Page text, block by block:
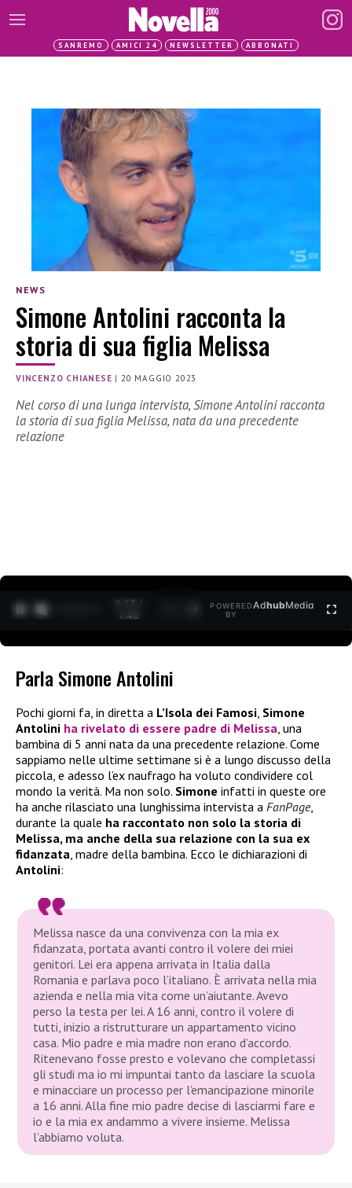
SANREMO AMICI 24 NEWSLETTER ABBONATI
NEWS
Simone Antolini racconta la
storia di sua figlia Melissa
VINCENZO CHIANESE |20 MAGGIO 2023
Nel corso di una lunga intervista, Simone Antolini racconta
la storia di sua figlia Melissa, nata da una precedente
relazione
0:15 /
1:40
POWERED
BY
AdhubMedia
Parla Simone Antolini
Pochi giorni fa, in diretta a L’Isola dei Famosi, Simone
Antolini ha rivelato di essere padre di Melissa, una
bambina di 5 anni nata da una precedente relazione. Come
sappiamo nelle ultime settimane si è a lungo discusso della
piccola, e adesso l’ex naufrago ha voluto condividere col
mondo la verità. Ma non solo. Simone infatti in queste ore
ha anche rilasciato una lunghissima intervista a FanPage,
durante la quale ha raccontato non solo la storia di
Melissa, ma anche della sua relazione con la sua ex
fidanzata, madre della bambina. Ecco le dichiarazioni di
Antolini:
Melissa nasce da una convivenza con la mia ex
fidanzata, portata avanti contro il volere dei miei
genitori. Lei era appena arrivata in Italia dalla
Romania e parlava poco l’italiano. È arrivata nella mia
azienda e nella mia vita come un’aiutante. Avevo
perso la testa per lei. A 16 anni, contro il volere di
tutti, inizio a ristrutturare un appartamento vicino
casa. Mio padre e mia madre non erano d’accordo.
Ritenevano fosse presto e volevano che completassi
gli studi ma io mi impuntai tanto da lasciare la scuola
e minacciare un processo per l’emancipazione minorile
a 16 anni. Alla fine mio padre decise di lasciarmi fare e
io e la mia ex andammo a vivere insieme. Melissa
l’abbiamo voluta.